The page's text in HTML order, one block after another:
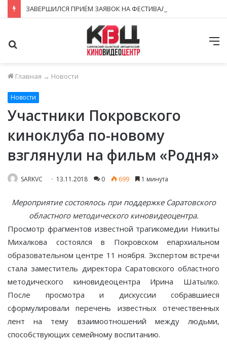
Главная → Новости
Новости
Участники Покровского
киноклуба по-новому
взглянули на фильм «Родня»
SARKVC 13.11.2018 0 699 1 минута
Мероприятие состоялось при поддержке Саратовского
областного методического киновидеоцентра.
Просмотр фрагментов известной трагикомедии Никиты
Михалкова состоялся в Покровском епархиальном
образовательном центре 11 ноября. Экспертом встречи
стала заместитель директора Саратовского областного
методического киновидеоцентра Ирина Шатылко.
После просмотра и дискуссии собравшиеся
сформулировали перечень известных отечественных
лент на тему взаимоотношений между людьми,
способствующих семейному воспитанию.